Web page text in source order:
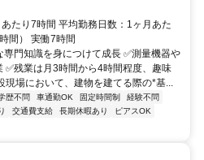
たり7時間 平均勤務日数：1ヶ月あた
間） 実働7時間
門知識を身につけて成長 ✅️測量機器や
✅️残業は月3時間から4時間程度、趣味
現場において、建物を建てる際の*基...
歴不問 車通勤OK 固定時間制
経験不問
交通費支給 長期休暇あり
ピアスOK